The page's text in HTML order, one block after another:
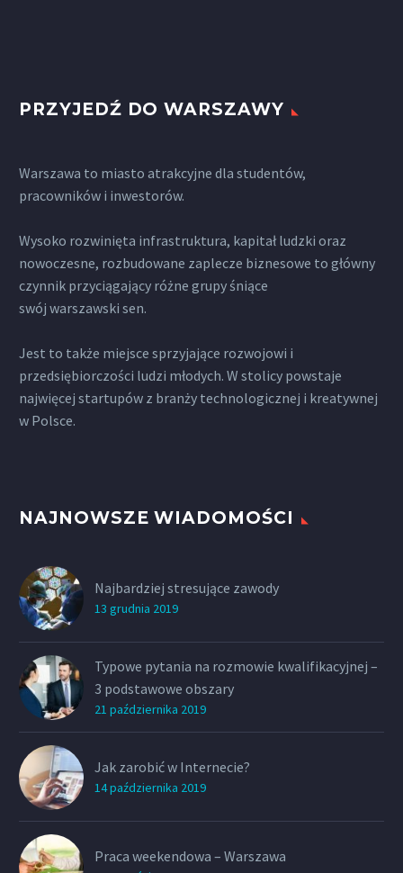
PRZYJEDŹ DO WARSZAWY
Warszawa to miasto atrakcyjne dla studentów,
pracowników i inwestorów.
Wysoko rozwinięta infrastruktura, kapitał ludzki oraz
nowoczesne, rozbudowane zaplecze biznesowe to główny
czynnik przyciągający różne grupy śniące
swój warszawski sen.
Jest to także miejsce sprzyjające rozwojowi i
przedsiębiorczości ludzi młodych. W stolicy powstaje
najwięcej startupów z branży technologicznej i kreatywnej
w Polsce.
NAJNOWSZE WIADOMOŚCI
Najbardziej stresujące zawody
13 grudnia 2019
Typowe pytania na rozmowie kwalifikacyjnej –
3 podstawowe obszary
21 października 2019
Jak zarobić w Internecie?
14 października 2019
Praca weekendowa – Warszawa